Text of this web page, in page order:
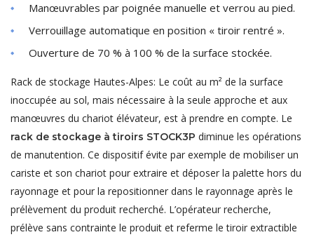
Manœuvrables par poignée manuelle et verrou au pied.
Verrouillage automatique en position « tiroir rentré ».
Ouverture de 70 % à 100 % de la surface stockée.
Rack de stockage Hautes-Alpes: Le coût au m² de la surface
inoccupée au sol, mais nécessaire à la seule approche et aux
manœuvres du chariot élévateur, est à prendre en compte. Le
rack de stockage à tiroirs STOCK3P diminue les opérations
de manutention. Ce dispositif évite par exemple de mobiliser un
cariste et son chariot pour extraire et déposer la palette hors du
rayonnage et pour la repositionner dans le rayonnage après le
prélèvement du produit recherché. L’opérateur recherche,
prélève sans contrainte le produit et referme le tiroir extractible